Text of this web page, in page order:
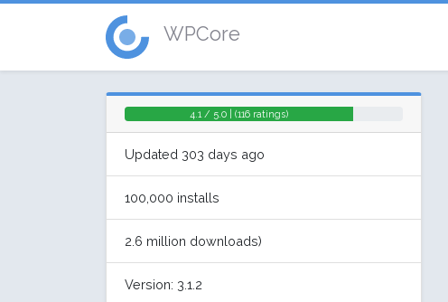
WPCore
4.1 / 5.0 | (116 ratings)
Updated 303 days ago
100,000 installs
2.6 million downloads)
Version: 3.1.2